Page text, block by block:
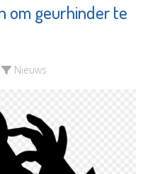
om geurhinder te
Nieuws